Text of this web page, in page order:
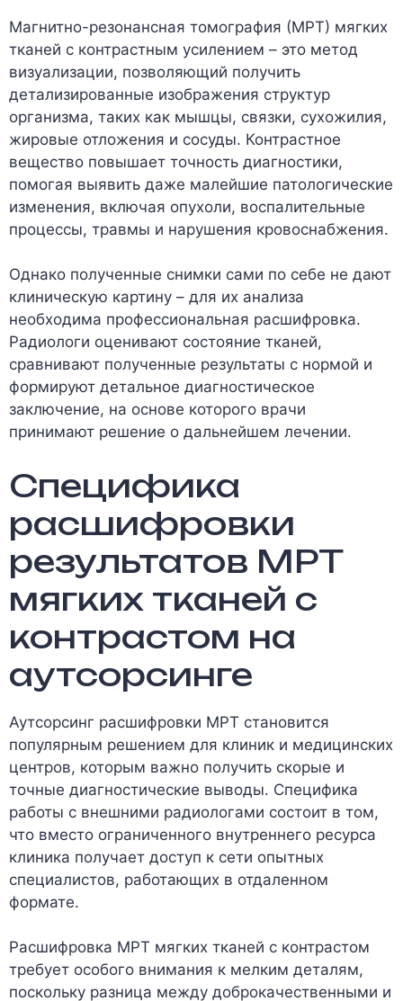
Магнитно-резонансная томография (МРТ) мягких
тканей с контрастным усилением – это метод
визуализации, позволяющий получить
детализированные изображения структур
организма, таких как мышцы, связки, сухожилия,
жировые отложения и сосуды. Контрастное
вещество повышает точность диагностики,
помогая выявить даже малейшие патологические
изменения, включая опухоли, воспалительные
процессы, травмы и нарушения кровоснабжения.
Однако полученные снимки сами по себе не дают
клиническую картину – для их анализа
необходима профессиональная расшифровка.
Радиологи оценивают состояние тканей,
сравнивают полученные результаты с нормой и
формируют детальное диагностическое
заключение, на основе которого врачи
принимают решение о дальнейшем лечении.
Специфика
расшифровки
результатов МРТ
мягких тканей с
контрастом на
аутсорсинге
Аутсорсинг расшифровки МРТ становится
популярным решением для клиник и медицинских
центров, которым важно получить скорые и
точные диагностические выводы. Специфика
работы с внешними радиологами состоит в том,
что вместо ограниченного внутреннего ресурса
клиника получает доступ к сети опытных
специалистов, работающих в отдаленном
формате.
Расшифровка МРТ мягких тканей с контрастом
требует особого внимания к мелким деталям,
поскольку разница между доброкачественными и